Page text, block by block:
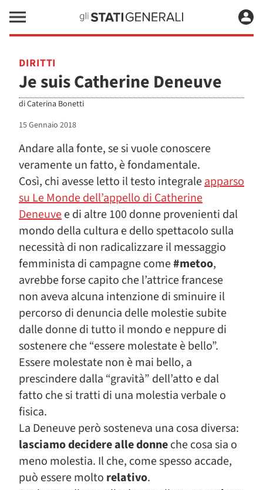
DIRITTI
Je suis Catherine Deneuve
diCaterina Bonetti
15 Gennaio 2018
Andare alla fonte, se si vuole conoscere
veramente un fatto, è fondamentale.
Così, chi avesse letto il testo integraleapparso
su Le Monde dell’appello di Catherine
Deneuvee di altre 100 donne provenienti dal
mondo della cultura e dello spettacolo sulla
necessità di non radicalizzare il messaggio
femminista di campagne come#metoo,
avrebbe forse capito che l’attrice francese
non aveva alcuna intenzione di sminuire il
percorso di denuncia delle molestie subite
dalle donne di tutto il mondo e neppure di
sostenere che “essere molestate è bello”.
Essere molestate non è mai bello, a
prescindere dalla “gravità” dell’atto e dal
fatto che si tratti di una molestia verbale o
fisica.
La Deneuve però sosteneva una cosa diversa:
lasciamo decidere alle donneche cosa sia o
meno molestia. Il che, come spesso accade,
può essere molto relativo.